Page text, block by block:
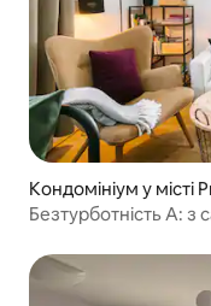
Кондомініум у місті
Безтурботність A: з